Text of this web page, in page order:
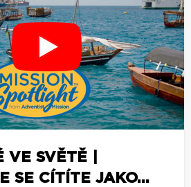
VE SVĚTĚ |
SE CÍTÍTE JAKO...